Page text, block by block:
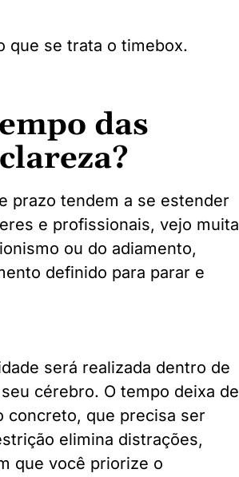
que se trata o timebox.
das
prazo tendem a se estender
e profissionais, vejo muita
ou do adiamento,
definido para parar e
será realizada dentro de
cérebro. O tempo deixa de
concreto, que precisa ser
elimina distrações,
que você priorize o